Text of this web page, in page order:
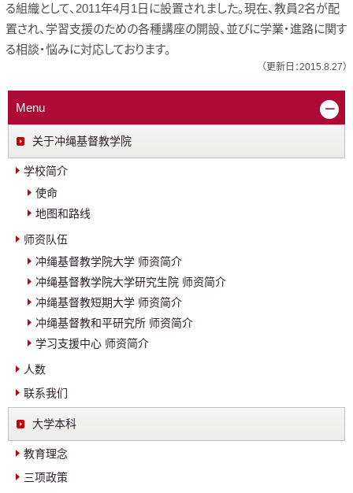
る組織として、2011年4月1日に設置されました。現在、教員2名が配
置され、学習支援のための各種講座の開設、並びに学業・進路に関す
る相談・悩みに対応しております。
（更新日：2015.8.27）
Menu
关于冲绳基督教学院
学校简介
使命
地图和路线
师资队伍
冲绳基督教学院大学 师资简介
冲绳基督教学院大学研究生院 师资简介
冲绳基督教短期大学 师资简介
冲绳基督教和平研究所 师资简介
学习支援中心 师资简介
人数
联系我们
大学本科
教育理念
三项政策